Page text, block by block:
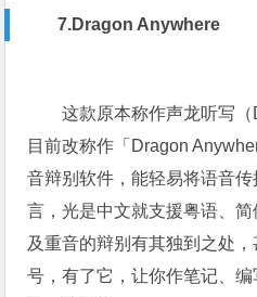
7.Dragon Anywhere
这款原本称作声龙听写
目前改称作「Dragon
音辩别软件，能轻易将语音
言，光是中文就支援粤语、
及重音的辩别有其独到之处
号，有了它，让你作笔记、